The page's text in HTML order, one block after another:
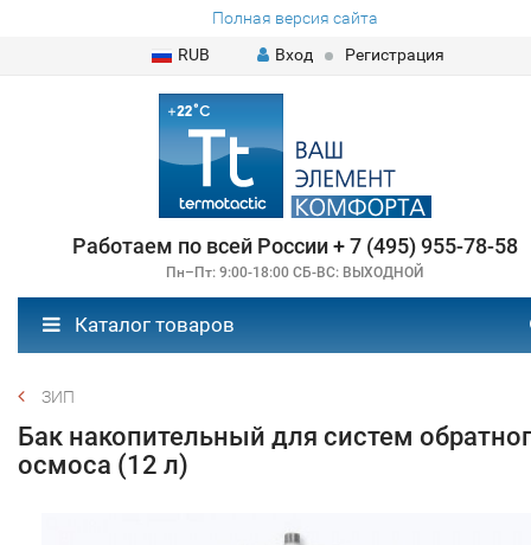
Полная версия сайта
RUB
Вход Регистрация
Работаем по всей России + 7 (495) 955-78-58
Пн–Пт: 9:00-18:00 СБ-ВС: ВЫХОДНОЙ
Каталог товаров
ЗИП
Бак накопительный для систем
осмоса (12 л)